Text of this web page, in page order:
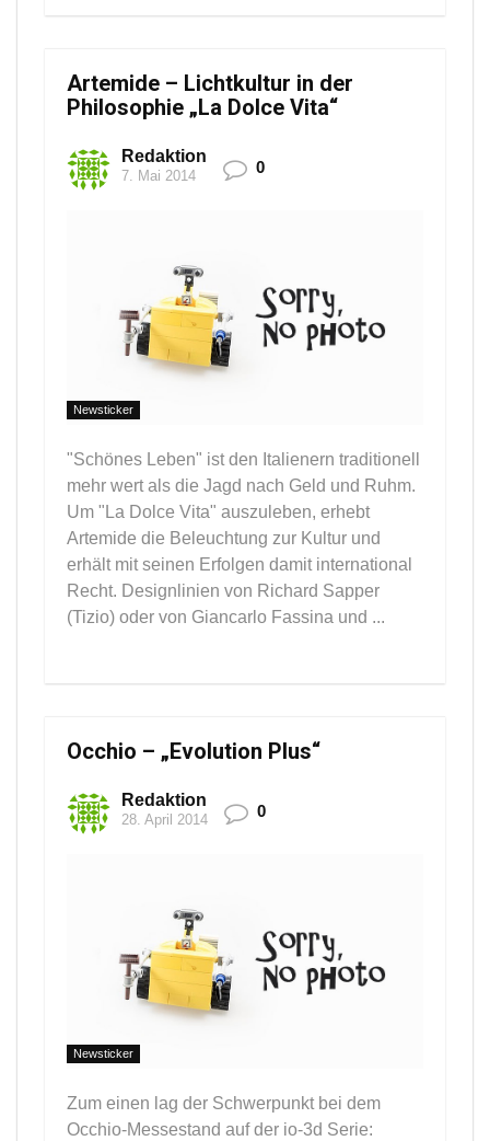
Artemide – Lichtkultur in der
Philosophie „La Dolce Vita“
Redaktion
7. Mai 2014 0
Newsticker
"Schönes Leben" ist den Italienern traditionell
mehr wert als die Jagd nach Geld und Ruhm.
Um "La Dolce Vita" auszuleben, erhebt
Artemide die Beleuchtung zur Kultur und
erhält mit seinen Erfolgen damit international
Recht. Designlinien von Richard Sapper
(Tizio) oder von Giancarlo Fassina und ...
Occhio – „Evolution Plus“
Redaktion
28. April 2014 0
Newsticker
Zum einen lag der Schwerpunkt bei dem
Occhio-Messestand auf der io-3d Serie: